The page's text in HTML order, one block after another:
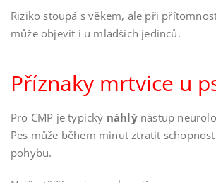
Riziko stoupá s věkem, ale při
může objevit i u mladších jedinců.
Příznaky mrtvice u
Pro CMP je typický náhlýnástup
Pes může během minut ztratit
pohybu.